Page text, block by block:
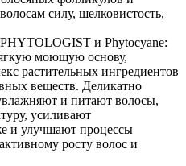
силу, шелковистость,
и Phytocyane:
моющую основу,
растительных ингредиентов
веществ. Деликатно
и питают волосы,
усиливают
и улучшают процессы
росту волос и